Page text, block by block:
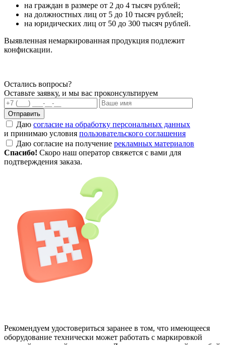
на граждан в размере от 2 до 4 тысяч рублей;
на должностных лиц от 5 до 10 тысяч рублей;
на юридических лиц от 50 до 300 тысяч рублей.
Выявленная немаркированная продукция подлежит
конфискации.
Остались вопросы?
Оставьте заявку, и мы вас проконсультируем
Отправить
Даю согласие на обработку персональных данных
и принимаю условия пользовательского соглашения
Даю согласие на получение рекламных материалов
Спасибо! Скоро наш оператор свяжется с вами для
подтверждения заказа.
Рекомендуем удостовериться заранее в том, что имеющееся
оборудование технически может работать с маркировкой